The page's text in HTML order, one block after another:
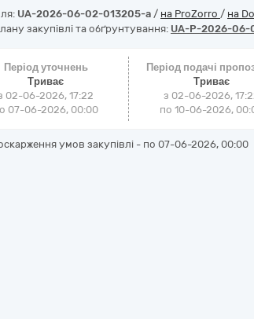
UA-2026-06-02-013205-a / на ProZorro / на
закупівлі та обґрунтування: UA-P-2026-06-
Період уточнень
Триває
02-06-2026, 17:22
07-06-2026, 00:00
Період подачі
Триває
з 02-06-2026,
по 10-06-2026,
умов закупівлі - по 07-06-2026, 00:00